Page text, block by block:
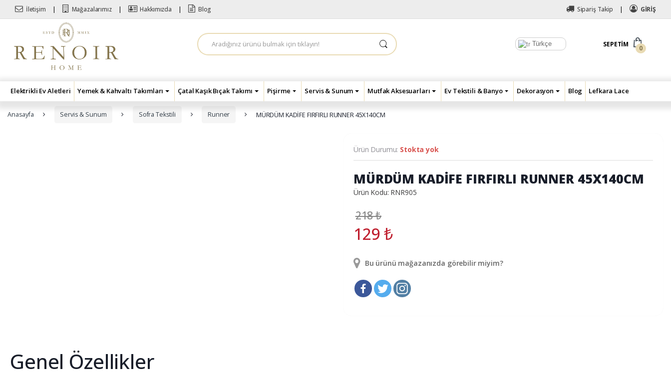
Skip to navigation
Skip to content
İletişim Mağazalarımız Hakkımızda Blog Sipariş Takip GİRİŞ
Türkçe
A
r
a
SEPETIM
0
Elektrikli Ev Aletleri Yemek & Kahvaltı Takımları Çatal Kaşık Bıçak Takımı Pişirme Servis & Sunum Mutfak Aksesuarları Ev Tekstili & Banyo Dekorasyon Blog Lefkara Lace
Anasayfa Servis & Sunum Sofra Tekstili Runner MÜRDÜM KADİFE FIRFIRLI RUNNER 45X140CM
Genel Özellikler
Ürün Durumu: Stokta yok
MÜRDÜM KADİFE FIRFIRLI RUNNER 45X140CM
Ürün Kodu: RNR905
218₺
129₺
Bu ürünü mağazanızda görebilir miyim?